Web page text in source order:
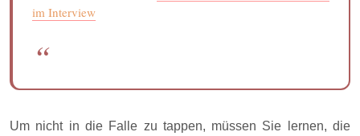
im Interview
Um nicht in die Falle zu tappen, müssen Sie lernen, die